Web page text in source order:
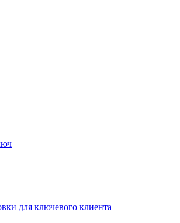
для ключевого клиента